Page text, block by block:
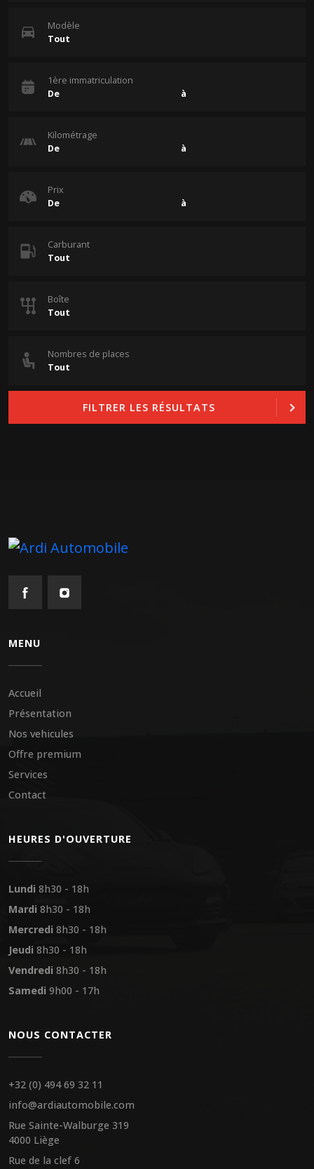
Modèle
1ère immatriculation
Kilométrage
Prix
Carburant
Boîte
Nombres de places
FILTRER LES RÉSULTATS
MENU
Accueil
Présentation
Nos vehicules
Offre premium
Services
Contact
HEURES D'OUVERTURE
Lundi 8h30 - 18h
Mardi 8h30 - 18h
Mercredi 8h30 - 18h
Jeudi 8h30 - 18h
Vendredi 8h30 - 18h
Samedi 9h00 - 17h
NOUS CONTACTER
+32 (0) 494 69 32 11
info@ardiautomobile.com
Rue Sainte-Walburge 319
4000 Liège
Rue de la clef 6